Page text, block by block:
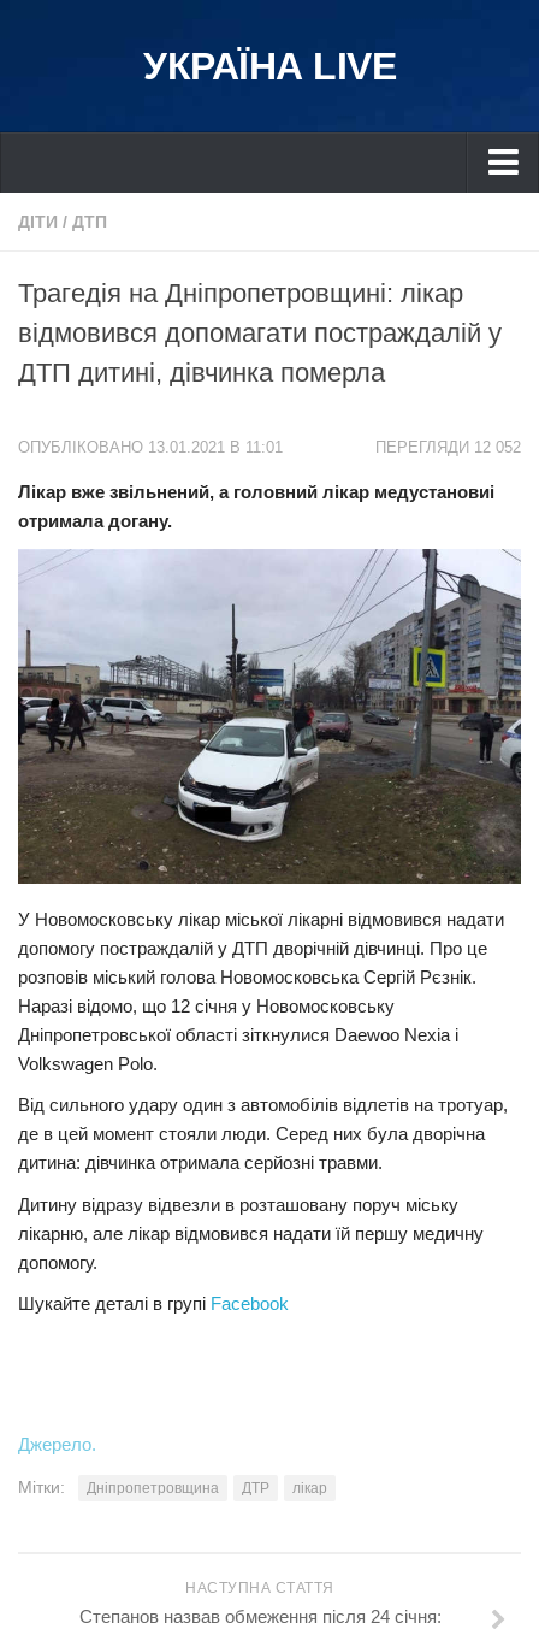
УКРАЇНА LIVE
Україна
Дніпро
Львів
Івано-Франківськ
Донбас
Одеса
Політика
Світ
Цікаво
Наука
Технології
Історії
Рецепти
Привітання
Події
Кримінал
Трагедії
Курйози
Суспільство
Культура
ДІТИ / ДТП
Трагедія на Дніпропетровщині: лікар
відмовився допомагати постраждалій у
ДТП дитині, дівчинка померла
ПЕРЕГЛЯДИ 12 052
ОПУБЛІКОВАНО 13.01.2021 В 11:01
Лікар вже звільнений, а головний лікар медустановиі
отримала догану.
У Новомосковську лікар міської лікарні відмовився надати
допомогу постраждалій у ДТП дворічній дівчинці. Про це
розповів міський голова Новомосковська Сергій Рєзнік.
Наразі відомо, що 12 січня у Новомосковську
Дніпропетровської області зіткнулися Daewoo Nexia і
Volkswagen Polo.
Від сильного удару один з автомобілів відлетів на тротуар,
де в цей момент стояли люди. Серед них була дворічна
дитина: дівчинка отримала серйозні травми.
Дитину відразу відвезли в розташовану поруч міську
лікарню, але лікар відмовився надати їй першу медичну
допомогу.
Шукайте деталі в групі Facebook
Джерело.
Мітки: Дніпропетровщина ДТР лікар
НАСТУПНА СТАТТЯ
Степанов назвав обмеження після 24 січня: